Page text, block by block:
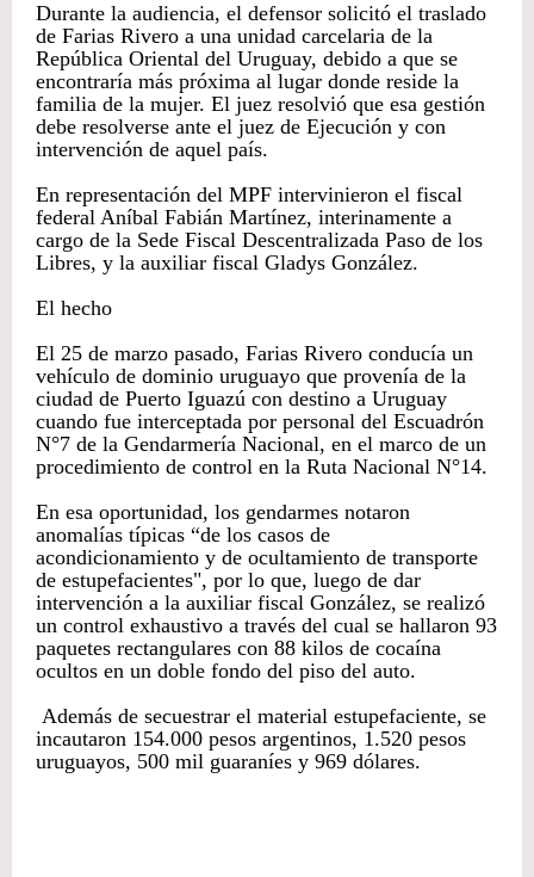
Durante la audiencia, el defensor solicitó el traslado
de Farias Rivero a una unidad carcelaria de la
República Oriental del Uruguay, debido a que se
encontraría más próxima al lugar donde reside la
familia de la mujer. El juez resolvió que esa gestión
debe resolverse ante el juez de Ejecución y con
intervención de aquel país.
En representación del MPF intervinieron el fiscal
federal Aníbal Fabián Martínez, interinamente a
cargo de la Sede Fiscal Descentralizada Paso de los
Libres, y la auxiliar fiscal Gladys González.
El hecho
El 25 de marzo pasado, Farias Rivero conducía un
vehículo de dominio uruguayo que provenía de la
ciudad de Puerto Iguazú con destino a Uruguay
cuando fue interceptada por personal del Escuadrón
N°7 de la Gendarmería Nacional, en el marco de un
procedimiento de control en la Ruta Nacional N°14.
En esa oportunidad, los gendarmes notaron
anomalías típicas “de los casos de
acondicionamiento y de ocultamiento de transporte
de estupefacientes", por lo que, luego de dar
intervención a la auxiliar fiscal González, se realizó
un control exhaustivo a través del cual se hallaron 93
paquetes rectangulares con 88 kilos de cocaína
ocultos en un doble fondo del piso del auto.
Además de secuestrar el material estupefaciente, se
incautaron 154.000 pesos argentinos, 1.520 pesos
uruguayos, 500 mil guaraníes y 969 dólares.